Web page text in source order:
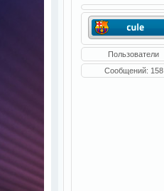
Пользователи
Сообщений: 158